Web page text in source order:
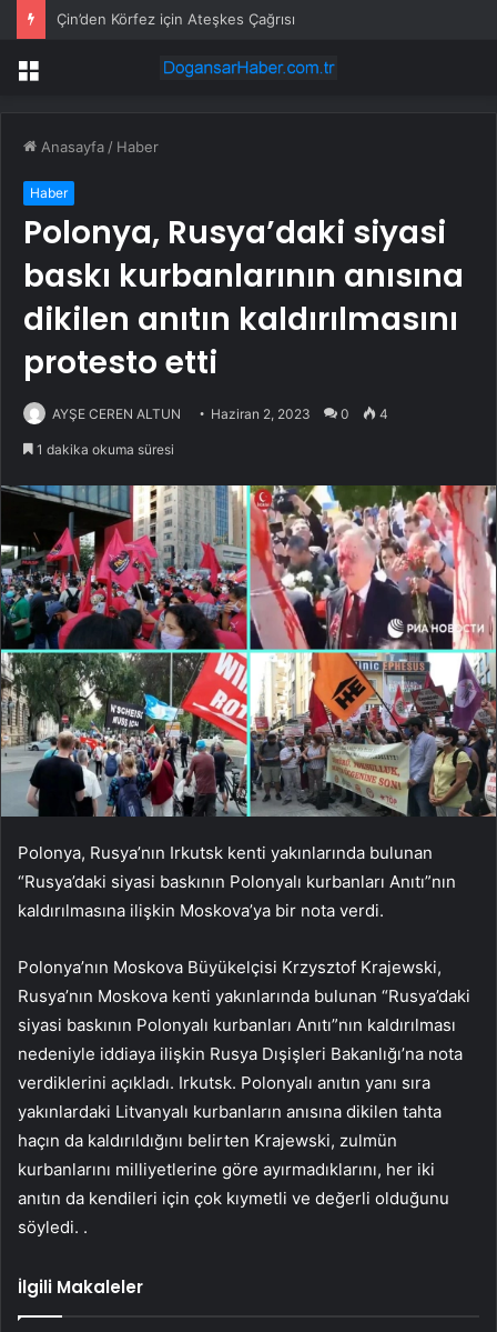
Menü
Anasayfa / Haber
Haber
Polonya, Rusya’daki siyasi
baskı kurbanlarının anısına
dikilen anıtın kaldırılmasını
protesto etti
AYŞE CEREN ALTUN Haziran 2, 2023 0 4
1 dakika okuma süresi
Polonya, Rusya’nın Irkutsk kenti yakınlarında bulunan
“Rusya’daki siyasi baskının Polonyalı kurbanları Anıtı”nın
kaldırılmasına ilişkin Moskova’ya bir nota verdi.
Polonya’nın Moskova Büyükelçisi Krzysztof Krajewski,
Rusya’nın Moskova kenti yakınlarında bulunan “Rusya’daki
siyasi baskının Polonyalı kurbanları Anıtı”nın kaldırılması
nedeniyle iddiaya ilişkin Rusya Dışişleri Bakanlığı’na nota
verdiklerini açıkladı. Irkutsk. Polonyalı anıtın yanı sıra
yakınlardaki Litvanyalı kurbanların anısına dikilen tahta
haçın da kaldırıldığını belirten Krajewski, zulmün
kurbanlarını milliyetlerine göre ayırmadıklarını, her iki
anıtın da kendileri için çok kıymetli ve değerli olduğunu
söyledi. .
İlgili Makaleler